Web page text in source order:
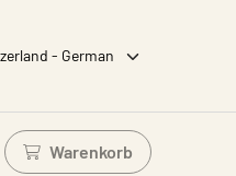
wählen
- German
Warenkorb
Einloggen um